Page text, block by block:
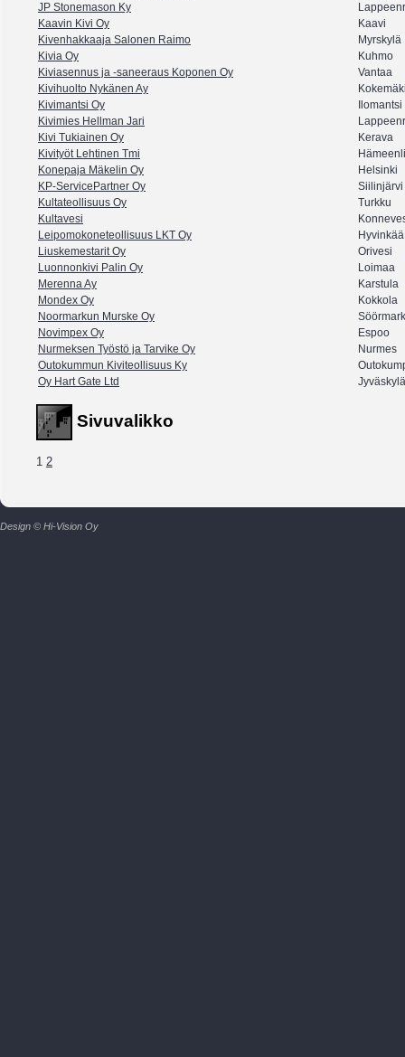
JP Stonemason Ky
Kaavin Kivi Oy
Kaavi
Kivenhakkaaja Salonen Raimo
Myrskylä
Kivia Oy
Kuhmo
Kiviasennus ja -saneeraus Koponen Oy
Vantaa
Kivihuolto Nykänen Ay
Kivimantsi Oy
Ilomantsi
Kivimies Hellman Jari
Kivi Tukiainen Oy
Kerava
Kivityöt Lehtinen Tmi
Konepaja Mäkelin Oy
Helsinki
KP-ServicePartner Oy
Siilinjärvi
Kultateollisuus Oy
Turkku
Kultavesi
Leipomokoneteollisuus LKT Oy
Hyvinkää
Liuskemestarit Oy
Orivesi
Luonnonkivi Palin Oy
Loimaa
Merenna Ay
Karstula
Mondex Oy
Kokkola
Noormarkun Murske Oy
Novimpex Oy
Espoo
Nurmeksen Työstö ja Tarvike Oy
Nurmes
Outokummun Kiviteollisuus Ky
Oy Hart Gate Ltd
Jyväskylä
Sivuvalikko
1 2
Design © Hi-Vision Oy